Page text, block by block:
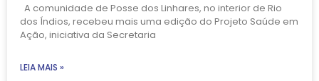
A comunidade de Posse dos Linhares, no interior de Rio
dos Índios, recebeu mais uma edição do Projeto Saúde em
Ação, iniciativa da Secretaria
LEIA MAIS »